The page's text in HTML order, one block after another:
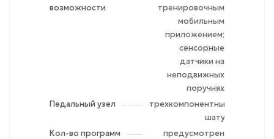
возможности
тренировочным
мобильным
приложением;
сенсорные
датчики на
неподвижных
поручнях
Педальный узел
трехкомпонентный
шатун
Кол-во программ
предусмотрен